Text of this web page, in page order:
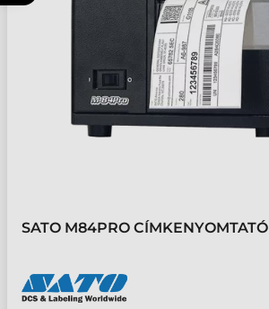
SATO M84PRO CÍMKENYOMTATÓ